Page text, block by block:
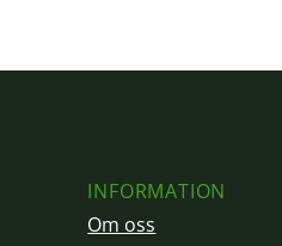
INFORMATION
Om oss